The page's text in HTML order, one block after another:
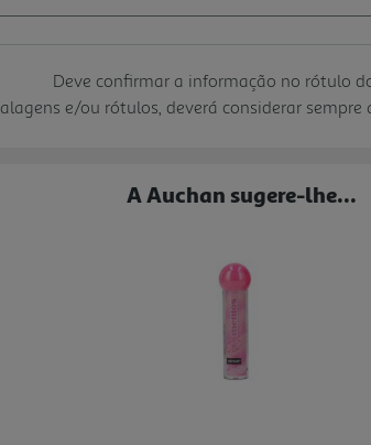
Deve confirmar a informação no rótulo
e/ou rótulos, deverá considerar
A Auchan sugere-lhe...